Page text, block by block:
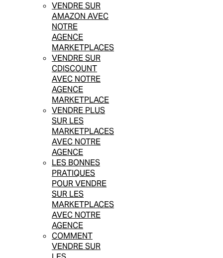
VENDRE SUR
AMAZON AVEC
NOTRE
AGENCE
MARKETPLACES
VENDRE SUR
CDISCOUNT
AVEC NOTRE
AGENCE
MARKETPLACE
VENDRE PLUS
SUR LES
MARKETPLACES
AVEC NOTRE
AGENCE
LES BONNES
PRATIQUES
POUR VENDRE
SUR LES
MARKETPLACES
AVEC NOTRE
AGENCE
COMMENT
VENDRE SUR